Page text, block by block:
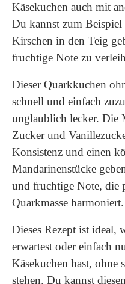
Käsekuchen auch mit
Du kannst zum
Kirschen in den Teig
fruchtige Note zu
Dieser Quarkkuchen
schnell und einfach
unglaublich lecker. Die
Zucker und
Konsistenz und einen
Mandarinenstücke
und fruchtige Note, die
Quarkmasse harmoniert.
Dieses Rezept ist ideal,
erwartest oder einfach
Käsekuchen hast, ohne
stehen. Du kannst